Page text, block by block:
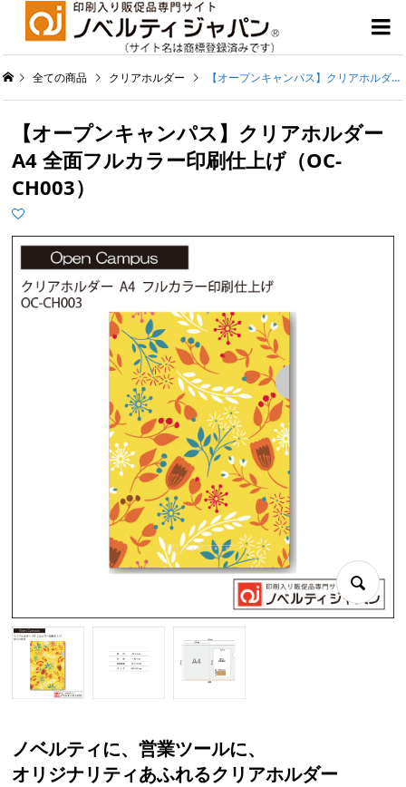

全ての商品 クリアホルダー 【オープンキャンパス】クリアホルダー A4 全面フルカラー印刷仕上げ（OC-CH003）
【オープンキャンパス】クリアホルダー
A4 全面フルカラー印刷仕上げ（OC-
CH003）
ノベルティに、営業ツールに、
オリジナリティあふれるクリアホルダー